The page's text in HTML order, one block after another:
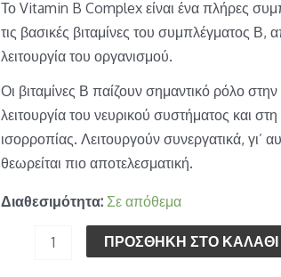
Το Vitamin B Complex είναι ένα πλήρες
τις βασικές βιταμίνες του συμπλέγματος Β,
λειτουργία του οργανισμού.
Οι βιταμίνες Β παίζουν σημαντικό ρόλο
λειτουργία του νευρικού συστήματος και
ισορροπίας. Λειτουργούν συνεργατικά,
θεωρείται πιο αποτελεσματική.
Διαθεσιμότητα: Σε απόθεμα
ποσότητα
ΠΡΟΣΘΉΚΗ ΣΤΟ ΚΑΛΆΘΙ